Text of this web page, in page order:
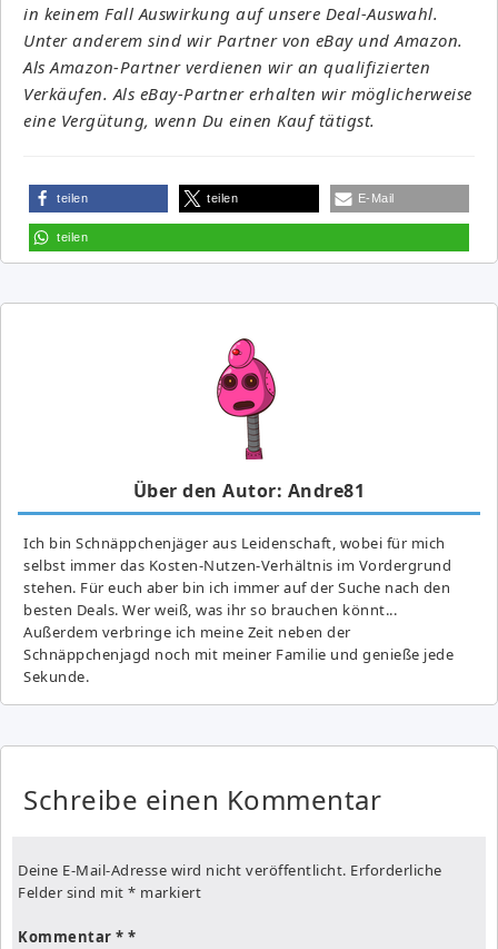
in keinem Fall Auswirkung auf unsere Deal-Auswahl.
Unter anderem sind wir Partner von eBay und Amazon.
Als Amazon-Partner verdienen wir an qualifizierten
Verkäufen. Als eBay-Partner erhalten wir möglicherweise
eine Vergütung, wenn Du einen Kauf tätigst.
teilen teilen E-Mail
teilen
Über den Autor: Andre81
Ich bin Schnäppchenjäger aus Leidenschaft, wobei für mich
selbst immer das Kosten-Nutzen-Verhältnis im Vordergrund
stehen. Für euch aber bin ich immer auf der Suche nach den
besten Deals. Wer weiß, was ihr so brauchen könnt...
Außerdem verbringe ich meine Zeit neben der
Schnäppchenjagd noch mit meiner Familie und genieße jede
Sekunde.
Schreibe einen Kommentar
Deine E-Mail-Adresse wird nicht veröffentlicht. Erforderliche
Felder sind mit * markiert
Kommentar *